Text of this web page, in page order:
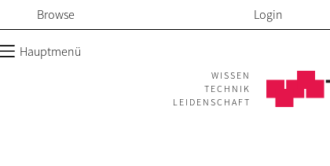
Browse Login
Hauptmenü
WISSEN
TECHNIK
LEIDENSCHAFT